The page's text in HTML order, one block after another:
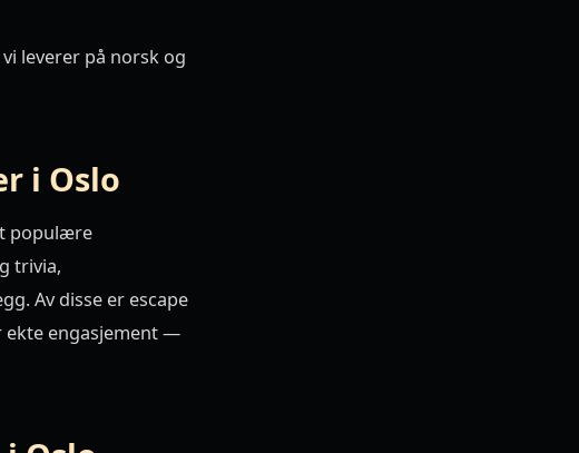
leverer på norsk og
i Oslo
populære
trivia,
Av disse er escape
ekte engasjement —